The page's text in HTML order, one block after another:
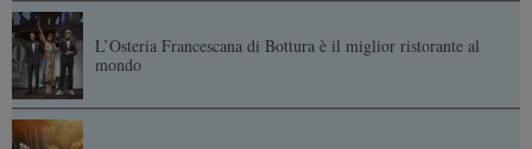
L’Osteria Francescana di Bottura è il miglior ristorante al
mondo